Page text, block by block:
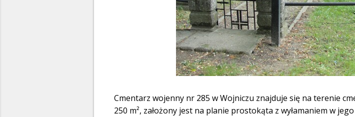
Cmentarz wojenny nr 285 w Wojniczu znajduje się na terenie
250 m², założony jest na planie prostokąta z wyłamaniem w